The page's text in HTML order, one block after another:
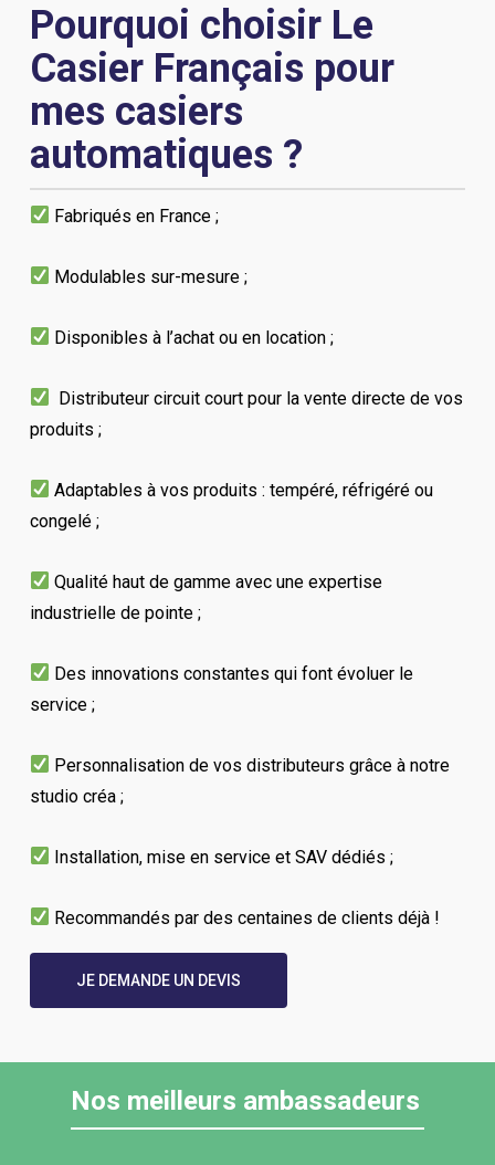
Pourquoi choisir Le
Casier Français pour
mes casiers
automatiques ?
Fabriqués en France ;
Modulables sur-mesure ;
Disponibles à l’achat ou en location ;
Distributeur circuit court pour la vente directe de vos
produits ;
Adaptables à vos produits : tempéré, réfrigéré ou
congelé ;
Qualité haut de gamme avec une expertise
industrielle de pointe ;
Des innovations constantes qui font évoluer le
service ;
Personnalisation de vos distributeurs grâce à notre
studio créa ;
Installation, mise en service et SAV dédiés ;
Recommandés par des centaines de clients déjà !
JE DEMANDE UN DEVIS
Nos meilleurs ambassadeurs